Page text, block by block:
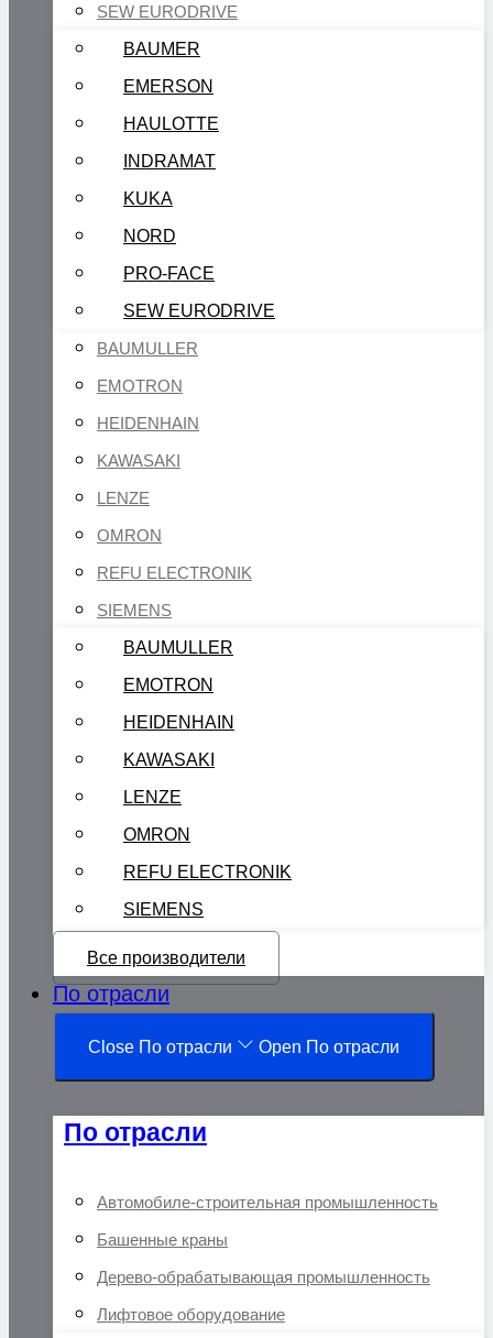
SEW EURODRIVE
BAUMER
EMERSON
HAULOTTE
INDRAMAT
KUKA
NORD
PRO-FACE
SEW EURODRIVE
BAUMULLER
EMOTRON
HEIDENHAIN
KAWASAKI
LENZE
OMRON
REFU ELECTRONIK
SIEMENS
BAUMULLER
EMOTRON
HEIDENHAIN
KAWASAKI
LENZE
OMRON
REFU ELECTRONIK
SIEMENS
Все производители
По отрасли
Close По отрасли Open По отрасли
По отрасли
Автомобиле-строительная промышленность
Башенные краны
Дерево-обрабатывающая промышленность
Лифтовое оборудование